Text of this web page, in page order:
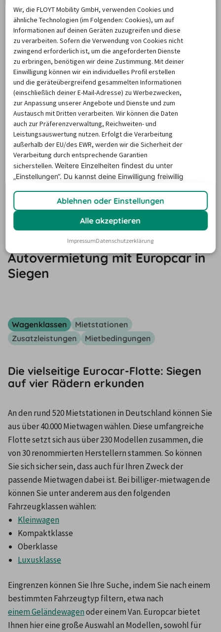
die erweiterte Öffnungszeiten bis 24 Uhr haben.
Berücksichtigen Sie dabei aber, dass Europcar für diesen
Service eine zusätzliche Pauschale erhebt. Dennoch
erlauben Ihnen diese Öffnungszeiten eine hohe
Flexibilität bei Abholung und Rückgabe des Fahrzeugs.
Da Europcar ein mehr als breites Netz an Mietstationen
vorweisen kann, sind Einwegmieten in der Regel
problemlos möglich. So müssen Sie Ihren Mietwagen
nicht bei Europcar in Siegen zurückgeben, sondern
können ihn an jeder beliebigen Station innerhalb
Deutschlands einem Mitarbeiter überlassen. Auf Anfrage
ist dieser Service auch grenzüberschreitend für das
Ausland möglich. Grundsätzlich muss für die Einwegmiete
ein Aufpreis gezahlt werden.
TIPPS
Wissenswertes zur
Autovermietung mit Europcar in
Siegen
Wagenklassen
Mietstationen
Zusatzleistungen
Mietbedingungen
Die vielseitige Eurocar-Flotte: Siegen
auf vier Rädern erkunden
An den rund 520 Mietstationen in Deutschland können Sie
aus über 40.000 Mietwagen wählen. Diese umfangreiche
Flotte setzt sich aus über 230 Modellen zusammen, die
von 30 renommierten Herstellern stammen. So können
Sie sich sicher sein, dass auch für Ihren Zweck der
passende Mietwagen dabei ist. Bei billiger-mietwagen.de
können Sie unter anderem aus den folgenden
Fahrzeugklassen wählen:
Kleinwagen
Kompaktklasse
Oberklasse
Luxusklasse
Eingrenzen können Sie Ihre Suche, indem Sie nach einem
bestimmten Fahrzeugtyp filtern, etwa nach
einem Geländewagen oder einem Van. Europcar bietet
Ihnen hier eine große Auswahl an Modellen, sowohl für
Wir, die FLOYT Mobility GmbH, verwenden Cookies und
ähnliche Technologien (im Folgenden: Cookies), um auf
Informationen auf deinen Geräten zuzugreifen und diese
zu verarbeiten. Sofern die Verwendung von Cookies nicht
zwingend erforderlich ist, um die angeforderten Dienste
zu erbringen, benötigen wir deine Zustimmung. Mit deiner
Einwilligung können wir ein individuelles Profil erstellen
und die geräteübergreifend gesammelten Informationen
(einschließlich deiner E-Mail-Adresse) zu Werbezwecken,
zur Anpassung unserer Angebote und Dienste und zum
Austausch mit Dritten verarbeiten. Wir können die Daten
auch zur Präferenzverwaltung, Reichweiten- und
Leistungsauswertung nutzen. Erfolgt die Verarbeitung
außerhalb der EU/des EWR, werden wir die Sicherheit der
Verarbeitung durch entsprechende Garantien
sicherstellen.Weitere Einzelheiten findest du unter
„Einstellungen“. Du kannst deine Einwilligung freiwillig
Ablehnen oder Einstellungen
Alle akzeptieren
ImpressumDatenschutzerklärung